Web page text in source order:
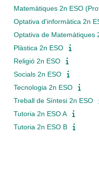
Matemàtiques 2n ESO
Optativa d'informàtica 2n
Optativa de Matemàtiques
Plàstica 2n ESO
Religió 2n ESO
Socials 2n ESO
Tecnologia 2n ESO
Treball de Síntesi 2n ESO
Tutoria 2n ESO A
Tutoria 2n ESO B